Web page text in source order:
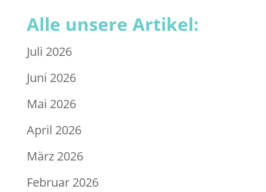
Alle unsere Artikel:
Juli 2026
Juni 2026
Mai 2026
April 2026
März 2026
Februar 2026